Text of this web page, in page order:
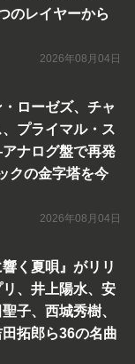
のレイヤーから
2026年08月04日
ローゼズ、チャ
プライマル・ス
ナログ盤で再発
クの金字塔を今
2026年08月04日
く夏唄』がリリ
、井上陽水、安
子、西城秀樹、
拓郎ら36の名曲